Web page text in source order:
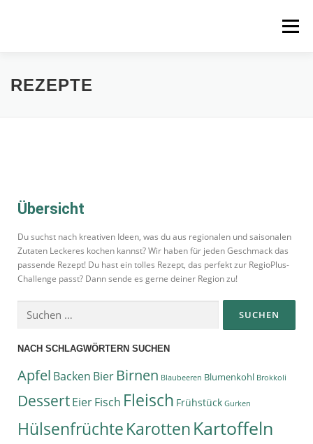
Menü
STARTSEITE
REZEPTE
Übersicht
Du suchst nach kreativen Ideen, was du aus regionalen und saisonalen
Zutaten Leckeres kochen kannst? Wir haben für jeden Geschmack das
passende Rezept! Du hast ein tolles Rezept, das perfekt zur RegioPlus-
Challenge passt? Dann sende es gerne deiner Region zu!
NACH SCHLAGWÖRTERN SUCHEN
Apfel Backen Bier Birnen Blaubeeren Blumenkohl Brokkoli
DessertEierFisch Fleisch Frühstück Gurken
HülsenfrüchteKarottenKartoffeln